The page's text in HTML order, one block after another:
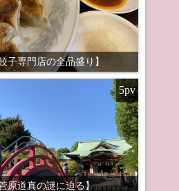
子専門店の全品盛り】
原道真の謎に迫る】
5pv